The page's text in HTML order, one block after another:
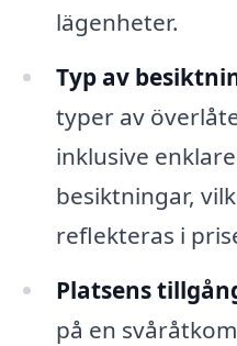
lägenheter.
Typ av
typer av
inklusive
besiktningar,
reflekteras i
Platsens
på en